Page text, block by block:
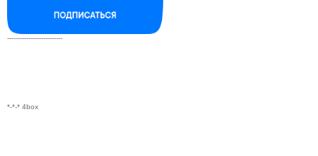
--------------------------
*-*-* 4box